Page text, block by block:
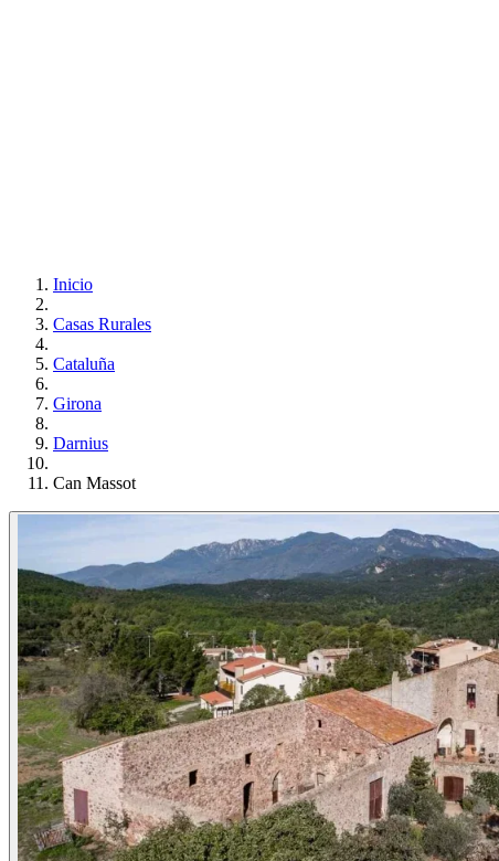
Inicio
Casas Rurales
Cataluña
Girona
Darnius
Can Massot